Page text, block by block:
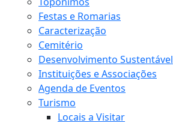
Festas e Romarias
Caracterização
Cemitério
Desenvolvimento Sustentável
Instituições e Associações
Agenda de Eventos
Turismo
Locais a Visitar